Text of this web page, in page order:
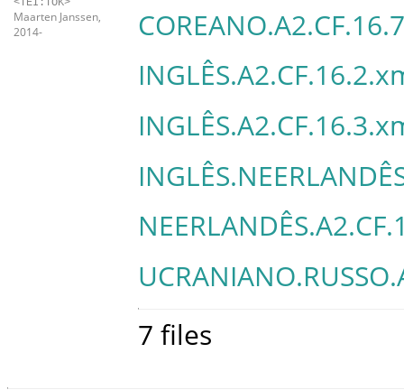
<TEI:TOK>
Maarten Janssen,
2014-
7 files